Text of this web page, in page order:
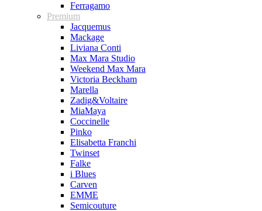
Ferragamo
Premium
Jacquemus
Mackage
Liviana Conti
Max Mara Studio
Weekend Max Mara
Victoria Beckham
Marella
Zadig&Voltaire
MiaMaya
Coccinelle
Pinko
Elisabetta Franchi
Twinset
Falke
i Blues
Carven
EMME
Semicouture